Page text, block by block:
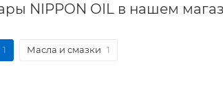
NIPPON OIL в нашем
1 Масла и смазки 1